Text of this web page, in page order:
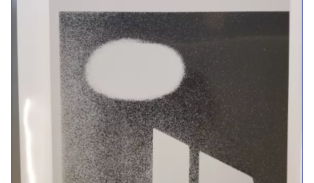
Médiathèque
Informations